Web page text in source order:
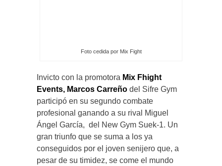
Foto cedida por Mix Fight
Invicto con la promotora Mix Fhight
Events, Marcos Carreño del Sifre Gym
participó en su segundo combate
profesional ganando a su rival Miguel
Ángel García, del New Gym Suek-1. Un
gran triunfo que se suma a los ya
conseguidos por el joven senijero que, a
pesar de su timidez, se come el mundo